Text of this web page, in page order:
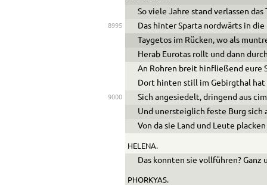
So viele Jahre stand verlassen das
8995
Das hinter Sparta nordwärts in
Taygetos im Rücken, wo als
Herab Eurotas rollt und dann
An Rohren breit hinfließend eure
Dort hinten still im Gebirgthal hat
9000
Sich angesiedelt, dringend aus
Und unersteiglich feste Burg sich
Von da sie Land und Leute
HELENA.
Das konnten sie vollführen? Ganz
PHORKYAS.